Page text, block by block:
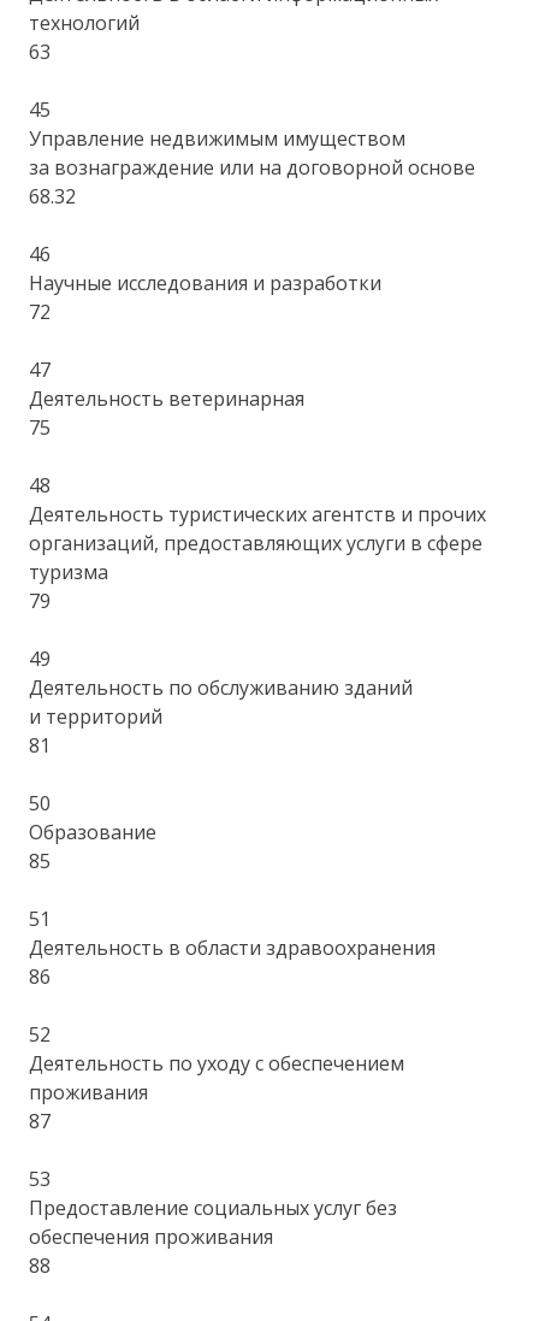
технологий
63
45
Управление недвижимым имуществом
за вознаграждение или на договорной основе
68.32
46
Научные исследования и разработки
72
47
Деятельность ветеринарная
75
48
Деятельность туристических агентств и прочих
организаций, предоставляющих услуги в сфере
туризма
79
49
Деятельность по обслуживанию зданий
и территорий
81
50
Образование
85
51
Деятельность в области здравоохранения
86
52
Деятельность по уходу с обеспечением
проживания
87
53
Предоставление социальных услуг без
обеспечения проживания
88